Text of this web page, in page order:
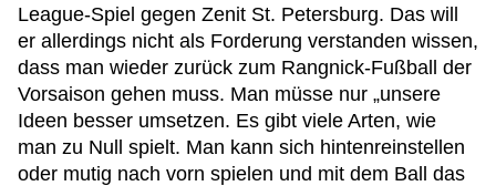
League-Spiel gegen Zenit St. Petersburg. Das will
er allerdings nicht als Forderung verstanden wissen,
dass man wieder zurück zum Rangnick-Fußball der
Vorsaison gehen muss. Man müsse nur „unsere
Ideen besser umsetzen. Es gibt viele Arten, wie
man zu Null spielt. Man kann sich hintenreinstellen
oder mutig nach vorn spielen und mit dem Ball das